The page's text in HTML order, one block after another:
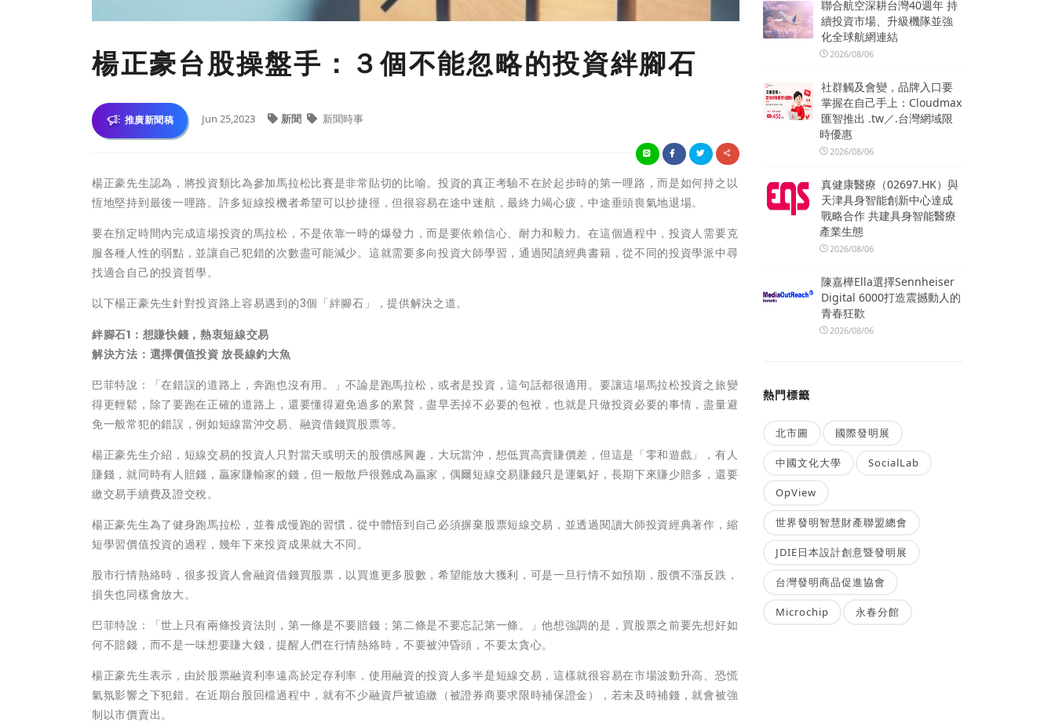
楊正豪台股操盤手：３個不能忽略的投資絆腳石
推廣新聞稿 Jun 25,2023 新聞 新聞時事
楊正豪先生認為，將投資類比為參加馬拉松比賽是非常貼切的比喻。投資的真正考驗不在於起步時的第一哩路，而是如何持之以
恆地堅持到最後一哩路。許多短線投機者希望可以抄捷徑，但很容易在途中迷航，最終力竭心疲，中途垂頭喪氣地退場。
要在預定時間內完成這場投資的馬拉松，不是依靠一時的爆發力，而是要依賴信心、耐力和毅力。在這個過程中，投資人需要克
服各種人性的弱點，並讓自己犯錯的次數盡可能減少。這就需要多向投資大師學習，通過閱讀經典書籍，從不同的投資學派中尋
找適合自己的投資哲學。
以下楊正豪先生針對投資路上容易遇到的3個「絆腳石」，提供解決之道。
絆腳石1：想賺快錢，熱衷短線交易
解決方法：選擇價值投資 放長線釣大魚
巴菲特說：「在錯誤的道路上，奔跑也沒有用。」不論是跑馬拉松，或者是投資，這句話都很適用。要讓這場馬拉松投資之旅變
得更輕鬆，除了要跑在正確的道路上，還要懂得避免過多的累贅，盡早丟掉不必要的包袱，也就是只做投資必要的事情，盡量避
免一般常犯的錯誤，例如短線當沖交易、融資借錢買股票等。
楊正豪先生介紹，短線交易的投資人只對當天或明天的股價感興趣，大玩當沖，想低買高賣賺價差，但這是「零和遊戲」，有人
賺錢，就同時有人賠錢，贏家賺輸家的錢，但一般散戶很難成為贏家，偶爾短線交易賺錢只是運氣好，長期下來賺少賠多，還要
繳交易手續費及證交稅。
楊正豪先生為了健身跑馬拉松，並養成慢跑的習慣，從中體悟到自己必須摒棄股票短線交易，並透過閱讀大師投資經典著作，縮
短學習價值投資的過程，幾年下來投資成果就大不同。
股市行情熱絡時，很多投資人會融資借錢買股票，以買進更多股數，希望能放大獲利，可是一旦行情不如預期，股價不漲反跌，
損失也同樣會放大。
巴菲特說：「世上只有兩條投資法則，第一條是不要賠錢；第二條是不要忘記第一條。」他想強調的是，買股票之前要先想好如
何不賠錢，而不是一味想要賺大錢，提醒人們在行情熱絡時，不要被沖昏頭，不要太貪心。
楊正豪先生表示，由於股票融資利率遠高於定存利率，使用融資的投資人多半是短線交易，這樣就很容易在市場波動升高、恐慌
氣氛影響之下犯錯。在近期台股回檔過程中，就有不少融資戶被追繳（被證券商要求限時補保證金），若未及時補錢，就會被強
制以市價賣出。
聯合航空深耕台灣40週年 持
續投資市場、升級機隊並強
化全球航網連結
2026/08/06
社群觸及會變，品牌入口要
掌握在自己手上：Cloudmax
匯智推出 .tw／.台灣網域限
時優惠
2026/08/06
真健康醫療（02697.HK）與
天津具身智能創新中心達成
戰略合作 共建具身智能醫療
產業生態
2026/08/06
陳嘉樺Ella選擇Sennheiser
Digital 6000打造震撼動人的
青春狂歡
2026/08/06
熱門標籤
北市圖 國際發明展
中國文化大學 SocialLab
OpView
世界發明智慧財產聯盟總會
JDIE日本設計創意暨發明展
台灣發明商品促進協會
Microchip 永春分館